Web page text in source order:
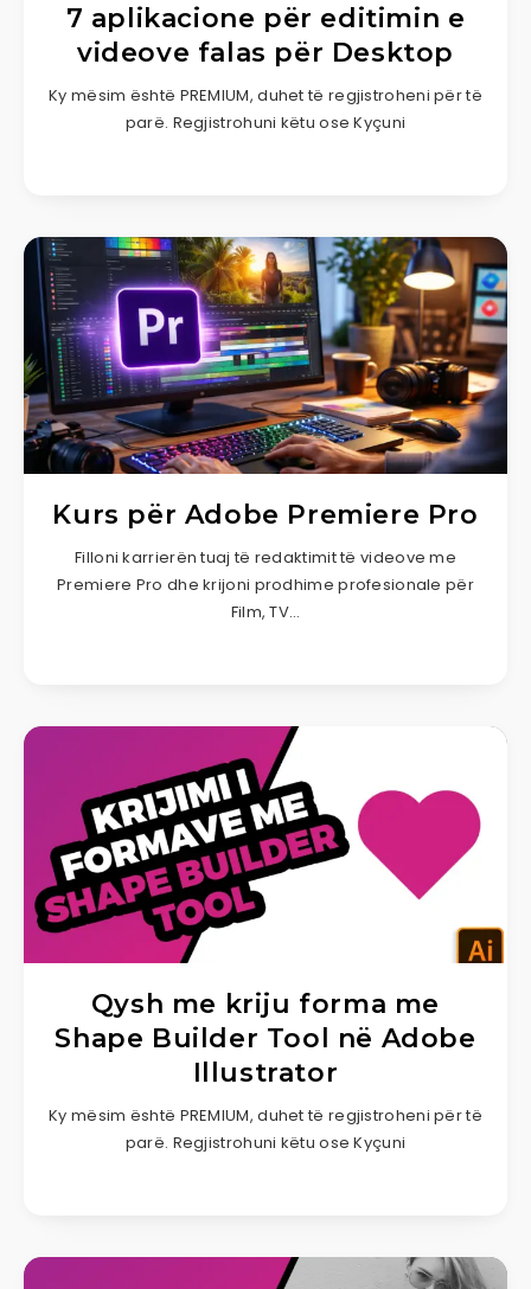
7 aplikacione për editimin e
videove falas për Desktop
Ky mësim është PREMIUM, duhet të regjistroheni për të
parë. Regjistrohuni këtu ose Kyçuni
Kurs për Adobe Premiere Pro
Filloni karrierën tuaj të redaktimit të videove me
Premiere Pro dhe krijoni prodhime profesionale për
Film, TV…
Qysh me kriju forma me
Shape Builder Tool në Adobe
Illustrator
Ky mësim është PREMIUM, duhet të regjistroheni për të
parë. Regjistrohuni këtu ose Kyçuni